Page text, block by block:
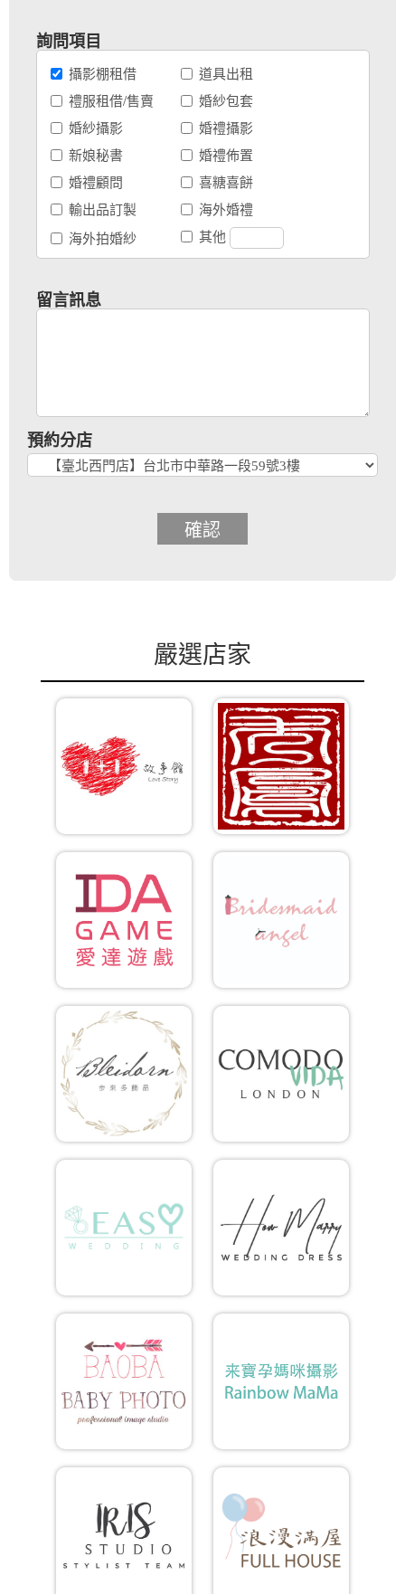
詢問項目
攝影棚租借
道具出租
禮服租借/售賣
婚紗包套
婚紗攝影
婚禮攝影
新娘秘書
婚禮佈置
婚禮顧問
喜糖喜餅
輸出品訂製
海外婚禮
海外拍婚紗
其他
留言訊息
預約分店
確認
嚴選店家